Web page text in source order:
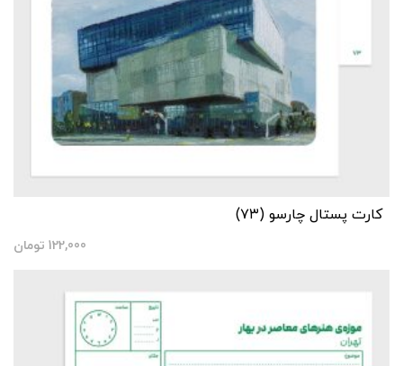
کارت پستال چارسو (۷۳)
122,000 تومان